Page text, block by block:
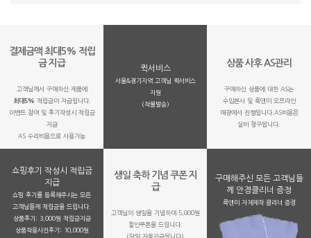
결제금액 최대5% 적립
금 지급
고객님께서 구매하신 제품에
최대5% 적립금이 지급됩니다.
이벤트 참여 및 후기작성시 적립금
지급
AS 수리비용으로 사용가능
퀵서비스
서울&경기지역 고객님 퀵서비스
지원
(착불발송)
상품 사후 AS관리
구매하신 상품에 대한 AS는
수입본사 및 룩앤미 오프라인
매장에서 진행됩니다.AS비용은
실비 청구됩니다.
쇼핑후기 작성시 적립금
지급
쇼핑 후기를 등록해주시는 모든
고객님들께 적립금을 드립니다.
상품후기: 3,000원 적립금지급
상품착용사진후기: 10,000원
생일 축하 기념 쿠폰 지
급
고객님의 생일을 기념하여 5,000원
할인쿠폰을 드립니다.
(당일 자동지급됩니다)
구매해주신 모든 고객님들
께 안경클리너 증정
룩앤미 자체제작 클리너 증정